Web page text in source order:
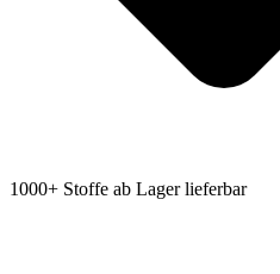
1000+ Stoffe ab Lager lieferbar